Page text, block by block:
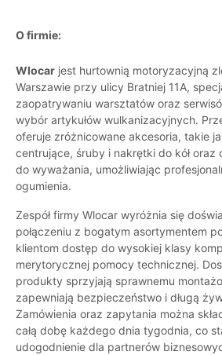
O firmie:
Wlocar jest hurtownią motoryzacyjną
Warszawie przy ulicy Bratniej 11A,
zaopatrywaniu warsztatów oraz
wybór artykułów wulkanizacyjnych.
oferuje zróżnicowane akcesoria, takie
centrujące, śruby i nakrętki do kół oraz
do wyważania, umożliwiając
ogumienia.
Zespół firmy Wlocar wyróżnia się
połączeniu z bogatym asortymentem
klientom dostęp do wysokiej klasy
merytorycznej pomocy technicznej.
produkty sprzyjają sprawnemu
zapewniają bezpieczeństwo i długą
Zamówienia oraz zapytania można
całą dobę każdego dnia tygodnia, co
udogodnienie dla partnerów